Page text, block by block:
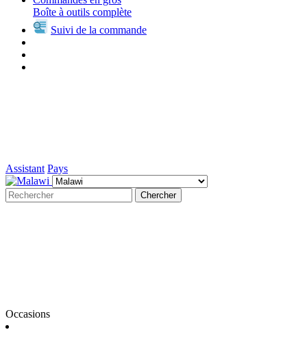
Boîte à outils complète
Suivi de la commande
Assistant Pays
Chercher
Occasions